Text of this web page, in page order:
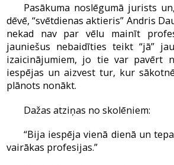
Pasākuma noslēgumā jurists
dēvē, “svētdienas aktieris” Andris
nekad nav par vēlu mainīt
jauniešus nebaidīties teikt “jā”
izaicinājumiem, jo tie var pavērt
iespējas un aizvest tur, kur
plānots nonākt.
Dažas atziņas no skolēniem:
“Bija iespēja vienā dienā un
vairākas profesijas.”